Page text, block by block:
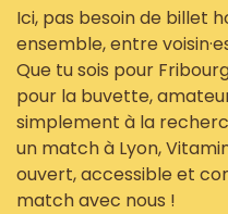
Ici, pas besoin de billet
ensemble, entre
Que tu sois pour
pour la buvette,
simplement à la
un match à Lyon,
ouvert, accessible et
match avec nous !